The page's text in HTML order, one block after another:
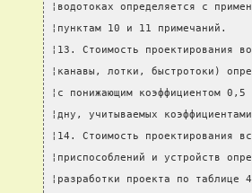
¦водотоках определяется с
¦пунктам 10 и 11
¦13. Стоимость проектирования
¦канавы, лотки, быстротоки)
¦с понижающим коэффициентом
¦дну, учитываемых
¦14. Стоимость
¦приспособлений и устройств
¦разработки проекта по